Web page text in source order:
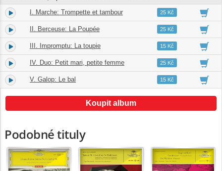
6. I. Marche: Trompette et tambour 02:0025 Kč
7. II. Berceuse: La Poupée 03:0025 Kč
8. III. Impromptu: La toupie 00:5515 Kč
9. IV. Duo: Petit mari, petite femme 03:3725 Kč
10. V. Galop: Le bal 01:4415 Kč
Koupit album
Podobné tituly